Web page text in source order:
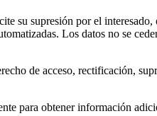
su supresión por el
Los datos no se
de acceso, rectificación,
para obtener información